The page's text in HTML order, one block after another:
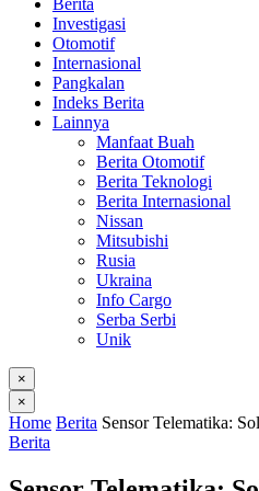
Berita
Investigasi
Otomotif
Internasional
Pangkalan
Indeks Berita
Lainnya
Manfaat Buah
Berita Otomotif
Berita Teknologi
Berita Internasional
Nissan
Mitsubishi
Rusia
Ukraina
Info Cargo
Serba Serbi
Unik
×
×
Home Berita Sensor Telematika:
Berita